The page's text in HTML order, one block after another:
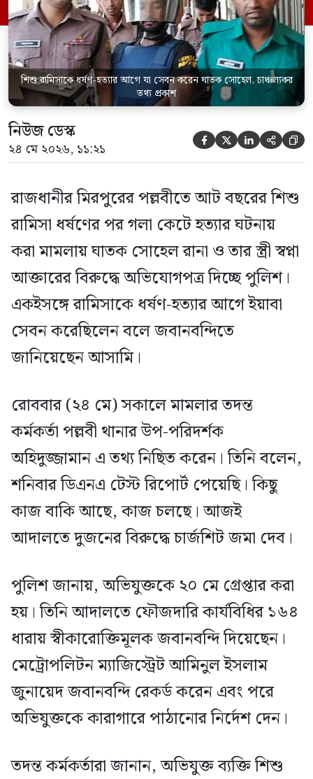
মামলার তদন্ত কর্মকর্তা পল্লবী থানার উপ-
পরিদর্শক অহিদুজ্জামান এ তথ্য নিছিত করেন।
তিনি বলেন, […]
শিশু রামিসাকে ধর্ষণ-হত্যার আগে যা সেবন করেন ঘাতক সোহেল, চাঞ্চল্যকর
তথ্য প্রকাশ
নিউজ ডেস্ক
২৪ মে ২০২৬, ১১:২১     
রাজধানীর মিরপুরের পল্লবীতে আট বছরের শিশু
রামিসা ধর্ষণের পর গলা কেটে হত্যার ঘটনায়
করা মামলায় ঘাতক সোহেল রানা ও তার স্ত্রী স্বপ্না
আক্তারের বিরুদ্ধে অভিযোগপত্র দিচ্ছে পুলিশ।
একইসঙ্গে রামিসাকে ধর্ষণ-হত্যার আগে ইয়াবা
সেবন করেছিলেন বলে জবানবন্দিতে
জানিয়েছেন আসামি।
রোববার (২৪ মে) সকালে মামলার তদন্ত
কর্মকর্তা পল্লবী থানার উপ-পরিদর্শক
অহিদুজ্জামান এ তথ্য নিছিত করেন। তিনি বলেন,
শনিবার ডিএনএ টেস্ট রিপোর্ট পেয়েছি। কিছু
কাজ বাকি আছে, কাজ চলছে। আজই
আদালতে দুজনের বিরুদ্ধে চার্জশিট জমা দেব।
পুলিশ জানায়, অভিযুক্তকে ২০ মে গ্রেপ্তার করা
হয়। তিনি আদালতে ফৌজদারি কার্যবিধির ১৬৪
ধারায় স্বীকারোক্তিমূলক জবানবন্দি দিয়েছেন।
মেট্রোপলিটন ম্যাজিস্ট্রেট আমিনুল ইসলাম
জুনায়েদ জবানবন্দি রেকর্ড করেন এবং পরে
অভিযুক্তকে কারাগারে পাঠানোর নির্দেশ দেন।
তদন্ত কর্মকর্তারা জানান, অভিযুক্ত ব্যক্তি শিশু